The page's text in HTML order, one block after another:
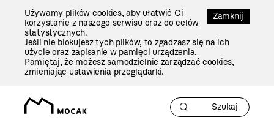
Zamknij
Używamy plików cookies, aby ułatwić Ci
korzystanie z naszego serwisu oraz do celów
statystycznych.
Jeśli nie blokujesz tych plików, to zgadzasz się na ich
użycie oraz zapisanie w pamięci urządzenia.
Pamiętaj, że możesz samodzielnie zarządzać cookies,
zmieniając ustawienia przeglądarki.